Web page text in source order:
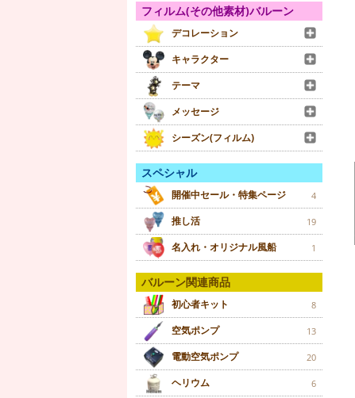
フィルム(その他素材)バルーン
デコレーション
キャラクター
テーマ
メッセージ
シーズン(フィルム)
スペシャル
開催中セール・特集ページ 4
推し活 19
名入れ・オリジナル風船 1
バルーン関連商品
初心者キット 8
空気ポンプ 13
電動空気ポンプ 20
ヘリウム 6